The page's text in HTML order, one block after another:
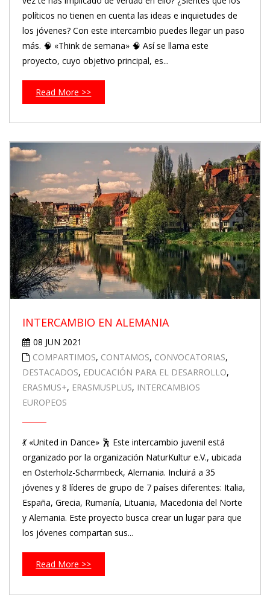
políticos no tienen en cuenta las ideas e inquietudes de
los jóvenes? Con este intercambio puedes llegar un paso
más. 🧠 «Think de semana» 🧠 Así se llama este
proyecto, cuyo objetivo principal, es...
Read More >>
INTERCAMBIO EN ALEMANIA
08 JUN 2021
COMPARTIMOS, CONTAMOS, CONVOCATORIAS,
DESTACADOS, EDUCACIÓN PARA EL DESARROLLO,
ERASMUS+, ERASMUSPLUS, INTERCAMBIOS
EUROPEOS
💃 «United in Dance» 🕺 Este intercambio juvenil está
organizado por la organización NaturKultur e.V., ubicada
en Osterholz-Scharmbeck, Alemania. Incluirá a 35
jóvenes y 8 líderes de grupo de 7 países diferentes: Italia,
España, Grecia, Rumanía, Lituania, Macedonia del Norte
y Alemania. Este proyecto busca crear un lugar para que
los jóvenes compartan sus...
Read More >>